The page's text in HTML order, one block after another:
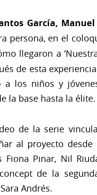
García,
persona, en el
llegaron a
de esta
los niños y
la base hasta la élite.
de la serie
al proyecto desde
Pinar, Nil
de la
Andrés.